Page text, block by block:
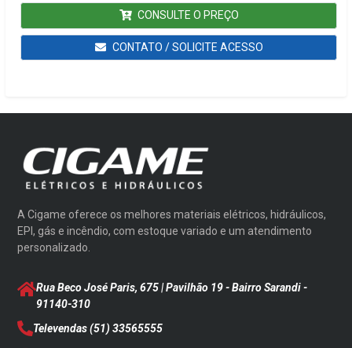
CONSULTE O PREÇO
CONTATO / SOLICITE ACESSO
A Cigame oferece os melhores materiais elétricos, hidráulicos,
EPI, gás e incêndio, com estoque variado e um atendimento
personalizado.
Rua Beco José Paris, 675 | Pavilhão 19 - Bairro Sarandi-
91140-310
Televendas(51) 33565555